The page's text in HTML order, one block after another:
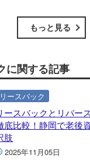
もっと見る
に関する記事
リースバック
ースバックとリバー
底比較！静岡で老後
肢
2025年11月05日